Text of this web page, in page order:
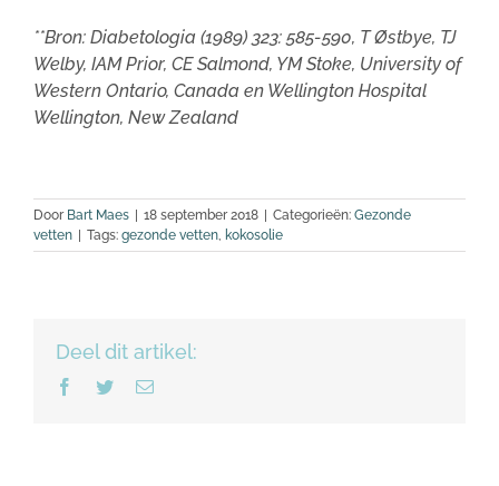
**Bron: Diabetologia (1989) 323: 585-590, T Østbye, TJ
Welby, IAM Prior, CE Salmond, YM Stoke, University of
Western Ontario, Canada en Wellington Hospital
Wellington, New Zealand
Door Bart Maes 18 september 2018 Categorieën: Gezonde
vetten
Tags: gezonde vetten, kokosolie
Deel dit artikel:
Facebook
TwitterE-